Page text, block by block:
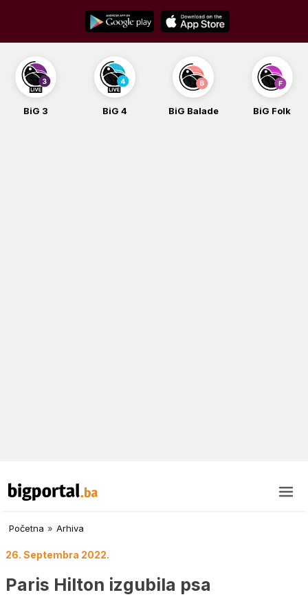
content
BiG 3 BiG 4 BiG Balade BiG Folk
Početna » Arhiva
26. Septembra 2022.
Paris Hilton izgubila psa